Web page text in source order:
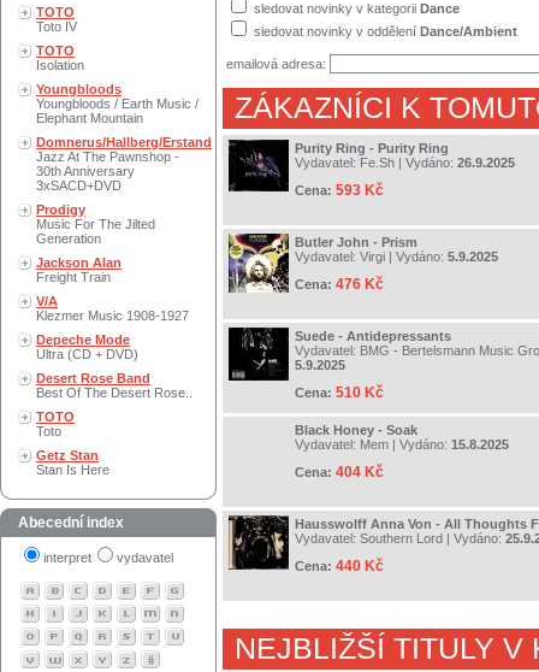
TOTO
Toto IV
TOTO
Isolation
Youngbloods
Youngbloods / Earth Music /
Elephant Mountain
Domnerus/Hallberg/Erstand
Jazz At The Pawnshop -
30th Anniversary
3xSACD+DVD
Prodigy
Music For The Jilted
Generation
Jackson Alan
Freight Train
V/A
Klezmer Music 1908-1927
Depeche Mode
Ultra (CD + DVD)
Desert Rose Band
Best Of The Desert Rose..
TOTO
Toto
Getz Stan
Stan Is Here
Abecední index
interpret vydavatel
sledovat novinky v kategorii Dance
sledovat novinky v oddělení Dance/Ambient
emailová adresa:
ZÁKAZNÍCI K
Purity Ring - Purity Ring
Vydavatel: Fe.Sh | Vydáno: 26.9.2025
Cena: 593 Kč
Butler John - Prism
Vydavatel: Virgi | Vydáno: 5.9.2025
Cena: 476 Kč
Suede - Antidepressants
Vydavatel: BMG - Bertelsmann Music
5.9.2025
Cena: 510 Kč
Black Honey - Soak
Vydavatel: Mem | Vydáno: 15.8.2025
Cena: 404 Kč
Hausswolff Anna Von - All Thoughts
Vydavatel: Southern Lord | Vydáno:
Cena: 440 Kč
NEJBLIŽŠÍ TITULY V